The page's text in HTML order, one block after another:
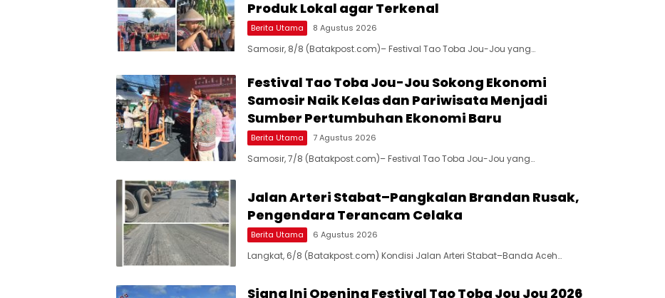
Produk Lokal agar Terkenal
Berita Utama 8 Agustus 2026
Samosir, 8/8 (Batakpost.com)– Festival Tao Toba Jou-Jou yang…
Festival Tao Toba Jou-Jou Sokong Ekonomi
Samosir Naik Kelas dan Pariwisata Menjadi
Sumber Pertumbuhan Ekonomi Baru
Berita Utama 7 Agustus 2026
Samosir, 7/8 (Batakpost.com)– Festival Tao Toba Jou-Jou yang…
Jalan Arteri Stabat–Pangkalan Brandan Rusak,
Pengendara Terancam Celaka
Berita Utama 6 Agustus 2026
Langkat, 6/8 (Batakpost.com) Kondisi Jalan Arteri Stabat–Banda Aceh…
Siang Ini Opening Festival Tao Toba Jou Jou 2026